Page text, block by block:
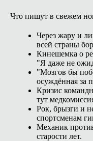
Что пишут в свежем
Через жару и
всей страны
Кинешемка о
"Я даже не
"Мозгов бы
осуждённая за
Кризис
тут
Рок, брызги и
спортсменам
Механик
старости лет.